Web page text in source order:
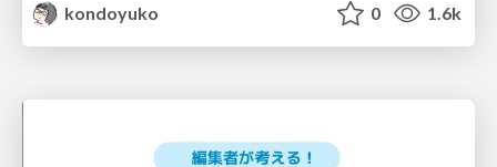
kondoyuko
0 1.6k